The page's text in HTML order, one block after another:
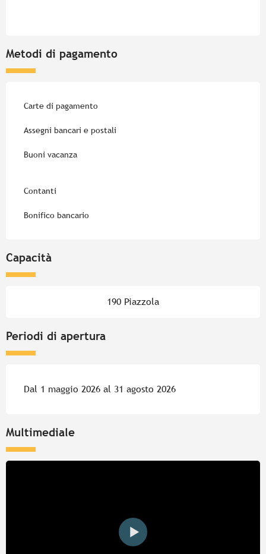
Metodi di pagamento
Carte di pagamento
Assegni bancari e postali
Buoni vacanza
Contanti
Bonifico bancario
Capacità
190 Piazzola
Periodi di apertura
Dal 1 maggio 2026 al 31 agosto 2026
Multimediale